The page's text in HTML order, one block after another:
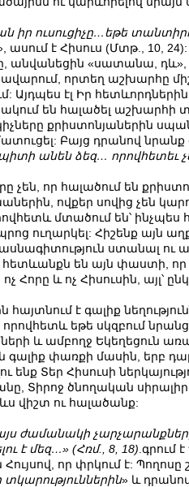
իր ուսուցիչը…եթե
ասում է Հիսուս (Մտթ., 10,
անվանեցին «սատանա, դև»,
որտեղ աշխարհը
Այդպես էլ Իր
են հալածել աշխարհի
քրիստոնյաներին
Բայց դրանով նրանք
անեն ձեզ… որովհետեւ
չեն, որ հալածում են
ովքեր սովից չեն
մտածում են՝
ուղարկել: Հիշենք այն
ստանալ ու
են այն փաստի, որ
Հորը և ոչ Հիսուսին, այլ՝
հայտնում է գալիք
եթե սկզբում
և ամբողջ Եկեղեցուն
փառքի մասին, երբ
ենք Տեր Հիսուսի
Տիրոջ ծնողական սիրալիր
վիշտ ու հալածանք:
ժամանակի
է մեզ…» (Հռմ., 8, 18) .գրում
որ փրկում է: Պողոսը
տկարություններին» և